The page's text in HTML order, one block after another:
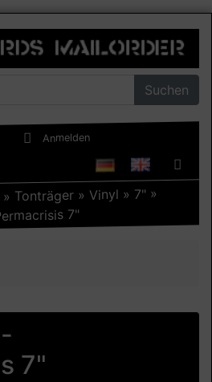
Suchen
Anmelden
» Tonträger » Vinyl » 7" »
7"
7"